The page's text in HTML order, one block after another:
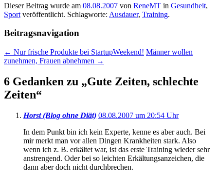
Dieser Beitrag wurde am 08.08.2007 von ReneMT in Gesundheit,
Sport veröffentlicht. Schlagworte: Ausdauer, Training.
Beitragsnavigation
← Nur frische Produkte bei StartupWeekend! Männer wollen
zunehmen, Frauen abnehmen →
6 Gedanken zu „Gute Zeiten, schlechte
Zeiten“
Horst (Blog ohne Diät) 08.08.2007 um 20:54 Uhr
In dem Punkt bin ich kein Experte, kenne es aber auch. Bei
mir merkt man vor allen Dingen Krankheiten stark. Also
wenn ich z. B. erkältet war, ist das erste Training wieder sehr
anstrengend. Oder bei so leichten Erkältungsanzeichen, die
dann aber doch nicht durchbrechen.